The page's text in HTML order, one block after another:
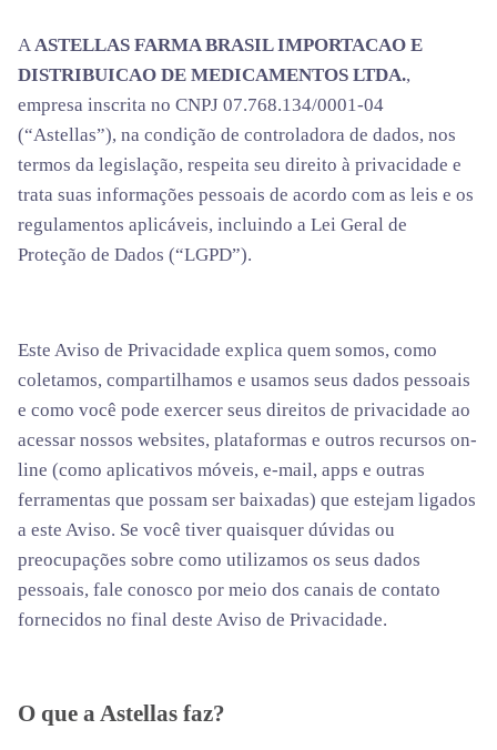
AASTELLAS FARMA BRASIL IMPORTACAO E
DISTRIBUICAO DE MEDICAMENTOS LTDA.,
empresa inscrita no CNPJ 07.768.134/0001-04
(“Astellas”), na condição de controladora de dados, nos
termos da legislação, respeita seu direito à privacidade e
trata suas informações pessoais de acordo com as leis e os
regulamentos aplicáveis, incluindo a Lei Geral de
Proteção de Dados (“LGPD”).
Este Aviso de Privacidade explica quem somos, como
coletamos, compartilhamos e usamos seus dados pessoais
e como você pode exercer seus direitos de privacidade ao
acessar nossos websites, plataformas e outros recursos on-
line (como aplicativos móveis, e-mail, apps e outras
ferramentas que possam ser baixadas) que estejam ligados
a este Aviso. Se você tiver quaisquer dúvidas ou
preocupações sobre como utilizamos os seus dados
pessoais, fale conosco por meio dos canais de contato
fornecidos no final deste Aviso de Privacidade.
O que a Astellas faz?